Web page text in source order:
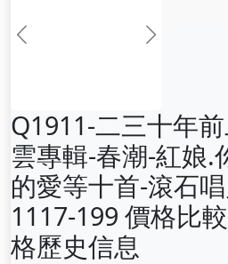
前一张 下一张
Q1911-二三十年
雲專輯-春潮-紅娘.
的愛等十首-滾石
1117-199 價格比
格歷史信息